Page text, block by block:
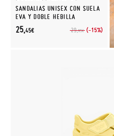
SANDALIAS UNISEX CON SUELA
EVA Y DOBLE HEBILLA
29,95€ (-15%)
25,45€